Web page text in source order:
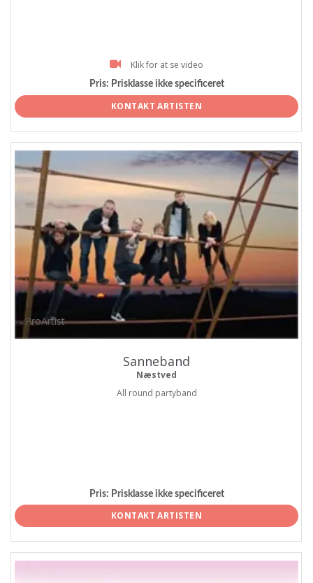
Klik for at se video
Pris: Prisklasse ikke specificeret
KONTAKT ARTISTEN
ProArtist
Sanneband
Næstved
All round partyband
Pris: Prisklasse ikke specificeret
KONTAKT ARTISTEN